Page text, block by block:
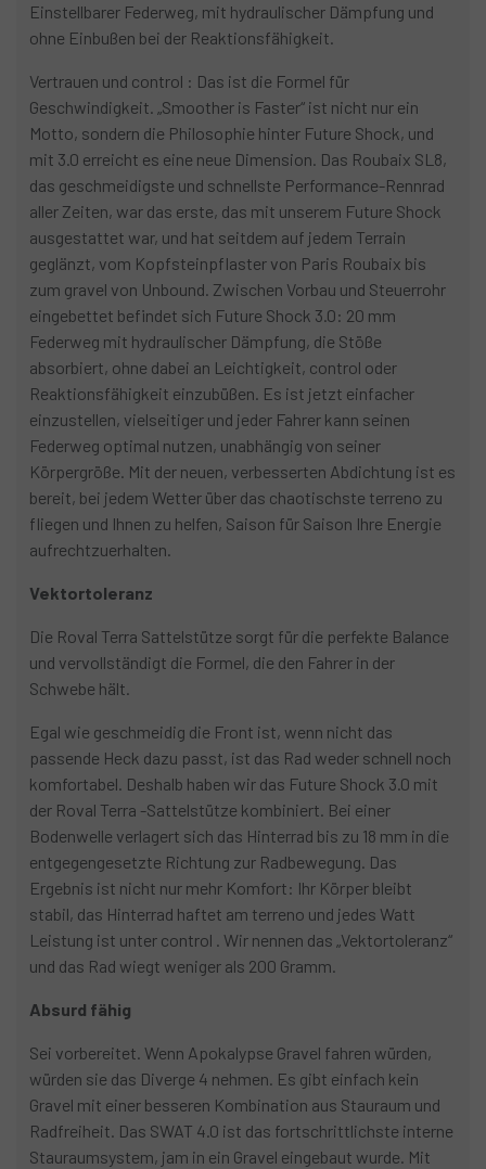
Einstellbarer Federweg, mit hydraulischer Dämpfung und
ohne Einbußen bei der Reaktionsfähigkeit.
Vertrauen und control : Das ist die Formel für
Geschwindigkeit. „Smoother is Faster“ ist nicht nur ein
Motto, sondern die Philosophie hinter Future Shock, und
mit 3.0 erreicht es eine neue Dimension. Das Roubaix SL8,
das geschmeidigste und schnellste Performance-Rennrad
aller Zeiten, war das erste, das mit unserem Future Shock
ausgestattet war, und hat seitdem auf jedem Terrain
geglänzt, vom Kopfsteinpflaster von Paris Roubaix bis
zum gravel von Unbound. Zwischen Vorbau und Steuerrohr
eingebettet befindet sich Future Shock 3.0: 20 mm
Federweg mit hydraulischer Dämpfung, die Stöße
absorbiert, ohne dabei an Leichtigkeit, control oder
Reaktionsfähigkeit einzubüßen. Es ist jetzt einfacher
einzustellen, vielseitiger und jeder Fahrer kann seinen
Federweg optimal nutzen, unabhängig von seiner
Körpergröße. Mit der neuen, verbesserten Abdichtung ist es
bereit, bei jedem Wetter über das chaotischste terreno zu
fliegen und Ihnen zu helfen, Saison für Saison Ihre Energie
aufrechtzuerhalten.
Vektortoleranz
Die Roval Terra Sattelstütze sorgt für die perfekte Balance
und vervollständigt die Formel, die den Fahrer in der
Schwebe hält.
Egal wie geschmeidig die Front ist, wenn nicht das
passende Heck dazu passt, ist das Rad weder schnell noch
komfortabel. Deshalb haben wir das Future Shock 3.0 mit
der Roval Terra -Sattelstütze kombiniert. Bei einer
Bodenwelle verlagert sich das Hinterrad bis zu 18 mm in die
entgegengesetzte Richtung zur Radbewegung. Das
Ergebnis ist nicht nur mehr Komfort: Ihr Körper bleibt
stabil, das Hinterrad haftet am terreno und jedes Watt
Leistung ist unter control . Wir nennen das „Vektortoleranz“
und das Rad wiegt weniger als 200 Gramm.
Absurd fähig
Sei vorbereitet. Wenn Apokalypse Gravel fahren würden,
würden sie das Diverge 4 nehmen. Es gibt einfach kein
Gravel mit einer besseren Kombination aus Stauraum und
Radfreiheit. Das SWAT 4.0 ist das fortschrittlichste interne
Stauraumsystem, jam in ein Gravel eingebaut wurde. Mit